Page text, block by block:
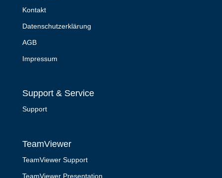
Kontakt
Datenschutzerklärung
AGB
Impressum
Support & Service
Support
TeamViewer
TeamViewer Support
TeamViewer Presentation